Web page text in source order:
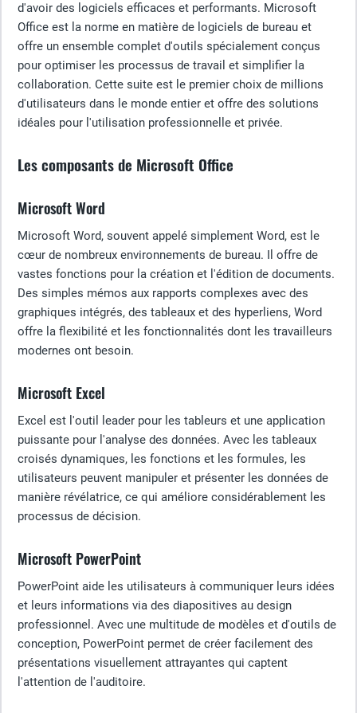
d'avoir des logiciels efficaces et performants. Microsoft
Office est la norme en matière de logiciels de bureau et
offre un ensemble complet d'outils spécialement conçus
pour optimiser les processus de travail et simplifier la
collaboration. Cette suite est le premier choix de millions
d'utilisateurs dans le monde entier et offre des solutions
idéales pour l'utilisation professionnelle et privée.
Les composants de Microsoft Office
Microsoft Word
Microsoft Word, souvent appelé simplement Word, est le
cœur de nombreux environnements de bureau. Il offre de
vastes fonctions pour la création et l'édition de documents.
Des simples mémos aux rapports complexes avec des
graphiques intégrés, des tableaux et des hyperliens, Word
offre la flexibilité et les fonctionnalités dont les travailleurs
modernes ont besoin.
Microsoft Excel
Excel est l'outil leader pour les tableurs et une application
puissante pour l'analyse des données. Avec les tableaux
croisés dynamiques, les fonctions et les formules, les
utilisateurs peuvent manipuler et présenter les données de
manière révélatrice, ce qui améliore considérablement les
processus de décision.
Microsoft PowerPoint
PowerPoint aide les utilisateurs à communiquer leurs idées
et leurs informations via des diapositives au design
professionnel. Avec une multitude de modèles et d'outils de
conception, PowerPoint permet de créer facilement des
présentations visuellement attrayantes qui captent
l'attention de l'auditoire.